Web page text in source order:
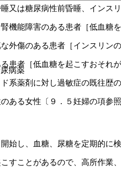
は糖尿病性前昏睡、インス
能障害のある患者［低血糖
傷のある患者［インスリンの
者［低血糖を起こすおそれが
薬剤に対し過敏症の既往歴の
ある女性〔９．５妊婦の項参照
し、血糖、尿糖を定期的に
ことがあるので、高所作業
病薬